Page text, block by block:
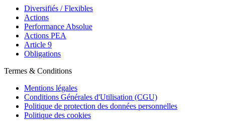
Diversifiés / Flexibles
Actions
Performance Absolue
Actions PEA
Article 9
Obligations
Termes & Conditions
Mentions légales
Conditions Générales d'Utilisation (CGU)
Politique de protection des données personnelles
Politique des cookies